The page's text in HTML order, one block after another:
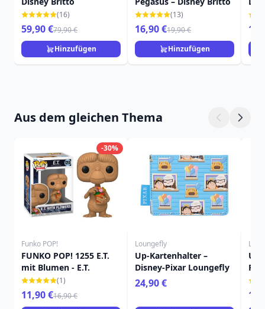
(16)
59,90 €79,90 €
Hinzufügen
(13)
16,90 €19,90 €
Hinzufügen
Aus dem gleichen Thema
-30%
Funko POP!
FUNKO POP! 1255 E.T.
mit Blumen - E.T.
(1)
11,90 €16,90 €
Loungefly
Up-Kartenhalter –
Disney-Pixar Loungefly
24,90 €
Up